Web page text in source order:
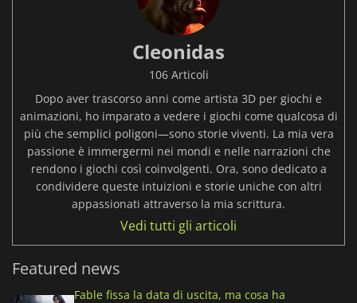
Cleonidas
106 Articoli
Dopo aver trascorso anni come artista 3D per giochi e
animazioni, ho imparato a vedere i giochi come qualcosa di
più che semplici poligoni—sono storie viventi. La mia vera
passione è immergermi nei mondi e nelle narrazioni che
rendono i giochi così coinvolgenti. Ora, sono dedicato a
condividere queste intuizioni e storie uniche con altri
appassionati attraverso la mia scrittura.
Vedi tutti gli articoli
Featured news
Fable fissa la data di uscita, ma cosa ha